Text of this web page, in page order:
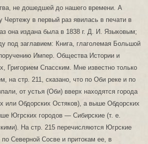
не дошедшей до нашего времени. А
в первый раз явилась в печати в
она издана была в 1838 г. Д. И. Языковым;
под заглавием: Книга, глаголемая Большой
Импер. Общества Истории и
Григорием Спасским. Мне известно только
на стр. 211, сказано, что по Оби реке и по
от устья (Оби) вверх находятся города
или Обдорских Остяков), а выше Обдорских
Югрских городов — Сибирские (т. е.
На стр. 215 перечисляются Югрские
Северной Сосве и притокам ее, в